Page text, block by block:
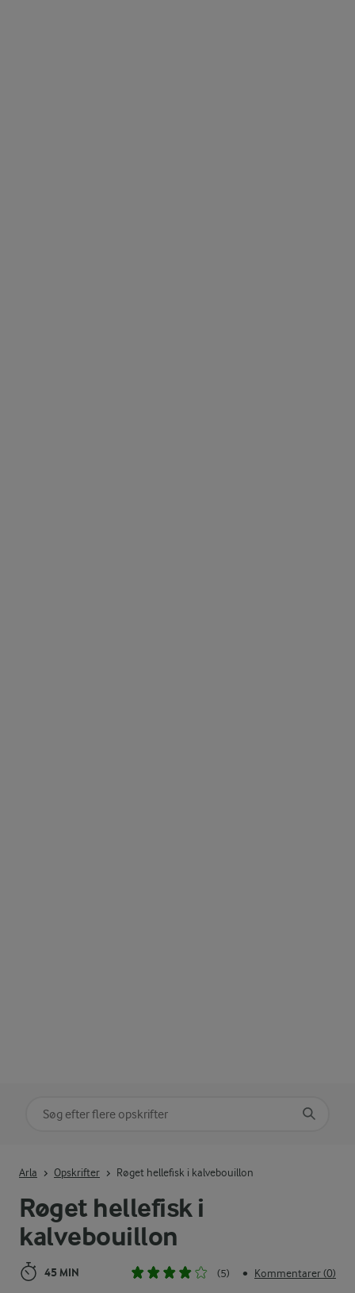
Røget hellefisk i
kalvebouillon
45 MIN (5) • Kommentarer (0)
Arla Opskrifter Røget hellefisk i kalvebouillon
Søg på kategori